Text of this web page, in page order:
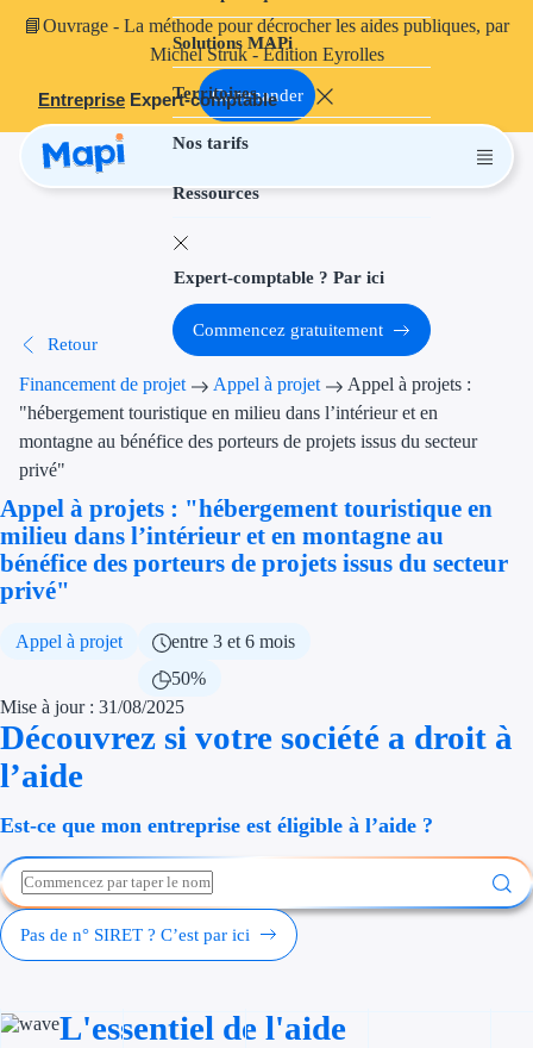
📘Ouvrage - La méthode pour décrocher les aides publiques, par
Michel Struk - Édition Eyrolles
Commander
Entreprise Expert-comptable
Solutions MAPi
Territoires
Nos tarifs
Ressources
Projets finançables
Aides à
Aides
Thématiques
Financement
Transition
Transition
Économies
Entreprise
Aides
Expert-comptable ? Par ici
Commencez gratuitement
Retour
Financement de projet Appel à projet
Appel à projets :
"hébergement touristique en milieu dans l’intérieur et en
montagne au bénéfice des porteurs de projets issus du secteur
privé"
Appel à projets : "hébergement touristique en
milieu dans l’intérieur et en montagne au
bénéfice des porteurs de projets issus du secteur
privé"
Appel à projet
entre 3 et 6 mois
50%
Mise à jour : 31/08/2025
Découvrez si votre société a droit à
l’aide
Est-ce que mon entreprise est éligible à l’aide ?
Pas de n° SIRET ? C’est par ici
L'essentiel de l'aide